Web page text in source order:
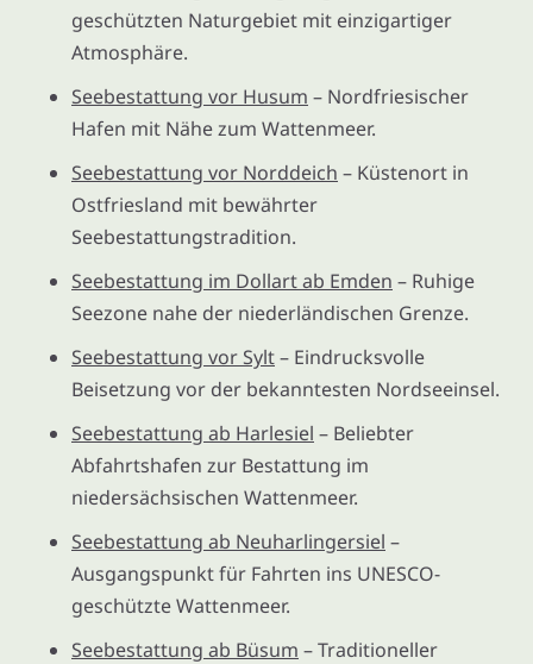
geschützten Naturgebiet mit einzigartiger
Atmosphäre.
Seebestattung vor Husum – Nordfriesischer
Hafen mit Nähe zum Wattenmeer.
Seebestattung vor Norddeich – Küstenort in
Ostfriesland mit bewährter
Seebestattungstradition.
Seebestattung im Dollart ab Emden – Ruhige
Seezone nahe der niederländischen Grenze.
Seebestattung vor Sylt– Eindrucksvolle
Beisetzung vor der bekanntesten Nordseeinsel.
Seebestattung ab Harlesiel – Beliebter
Abfahrtshafen zur Bestattung im
niedersächsischen Wattenmeer.
Seebestattung ab Neuharlingersiel –
Ausgangspunkt für Fahrten ins UNESCO-
geschützte Wattenmeer.
Seebestattung ab Büsum – Traditioneller